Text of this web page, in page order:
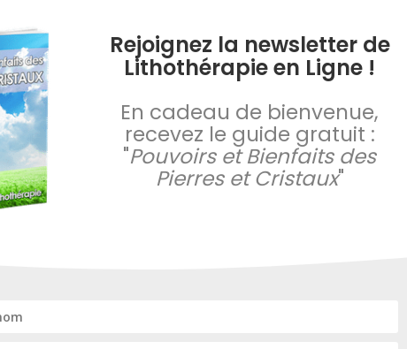
Rejoignez la newsletter de
Lithothérapie en Ligne !
En cadeau de bienvenue,
recevez le guide gratuit :
"Pouvoirs et Bienfaits des
Pierres et Cristaux"